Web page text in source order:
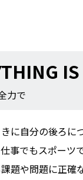
力で
に自分の後ろに
事でもスポーツ
題や問題に正確